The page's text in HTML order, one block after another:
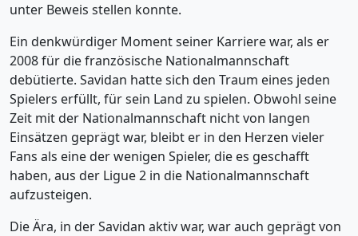
unter Beweis stellen konnte.
Ein denkwürdiger Moment seiner Karriere war, als er
2008 für die französische Nationalmannschaft
debütierte. Savidan hatte sich den Traum eines jeden
Spielers erfüllt, für sein Land zu spielen. Obwohl seine
Zeit mit der Nationalmannschaft nicht von langen
Einsätzen geprägt war, bleibt er in den Herzen vieler
Fans als eine der wenigen Spieler, die es geschafft
haben, aus der Ligue 2 in die Nationalmannschaft
aufzusteigen.
Die Ära, in der Savidan aktiv war, war auch geprägt von